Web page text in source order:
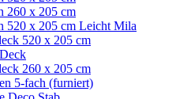
260 x 205 cm
520 x 205 cm Leicht Mila
520 x 205 cm
260 x 205 cm
5-fach (furniert)